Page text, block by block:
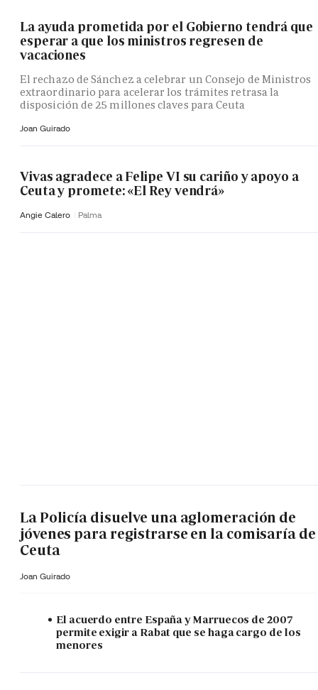
La ayuda prometida por el Gobierno tendrá que
esperar a que los ministros regresen de
vacaciones
El rechazo de Sánchez a celebrar un Consejo de Ministros
extraordinario para acelerar los trámites retrasa la
disposición de 25 millones claves para Ceuta
Joan Guirado
Vivas agradece a Felipe VI su cariño y apoyo a
Ceuta y promete: «El Rey vendrá»
Angie Calero Palma
La Policía disuelve una aglomeración de
jóvenes para registrarse en la comisaría de
Ceuta
Joan Guirado
El acuerdo entre España y Marruecos de 2007
permite exigir a Rabat que se haga cargo de los
menores